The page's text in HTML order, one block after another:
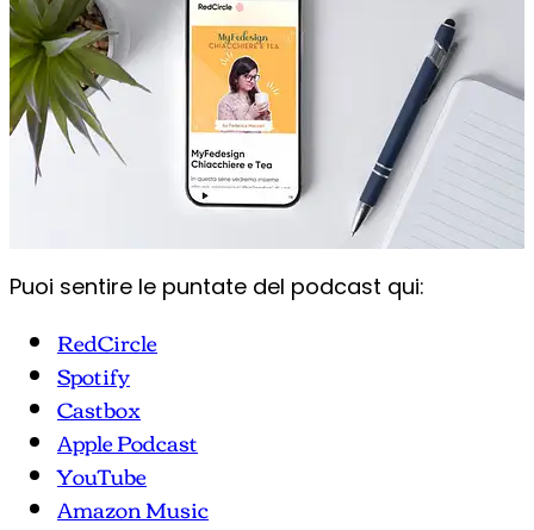
Puoi sentire le puntate del podcast qui:
RedCircle
Spotify
Castbox
Apple Podcast
YouTube
Amazon Music